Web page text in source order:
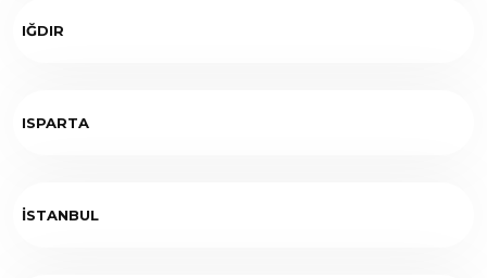
IĞDIR
ISPARTA
İSTANBUL